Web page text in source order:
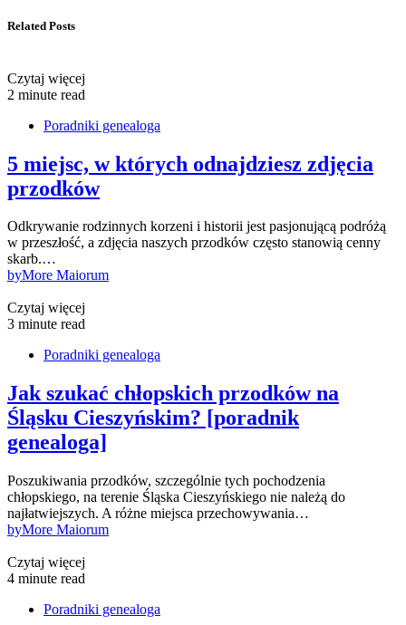
Related Posts
Czytaj więcej
2 minute read
Poradniki genealoga
5 miejsc, w których odnajdziesz zdjęcia
przodków
Odkrywanie rodzinnych korzeni i historii jest pasjonującą podróżą
w przeszłość, a zdjęcia naszych przodków często stanowią cenny
skarb.…
byMore Maiorum
Czytaj więcej
3 minute read
Poradniki genealoga
Jak szukać chłopskich przodków na
Śląsku Cieszyńskim? [poradnik
genealoga]
Poszukiwania przodków, szczególnie tych pochodzenia
chłopskiego, na terenie Śląska Cieszyńskiego nie należą do
najłatwiejszych. A różne miejsca przechowywania…
byMore Maiorum
Czytaj więcej
4 minute read
Poradniki genealoga